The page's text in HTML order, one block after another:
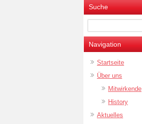
Suche
Navigation
Startseite
Über uns
Mitwirkende
History
Aktuelles